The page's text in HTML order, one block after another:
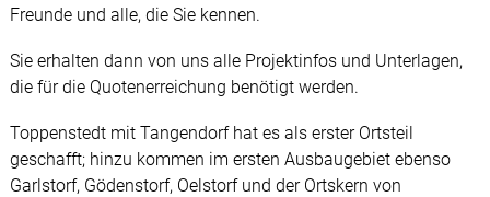
Freunde und alle, die Sie kennen.
Sie erhalten dann von uns alle Projektinfos und Unterlagen,
die für die Quotenerreichung benötigt werden.
Toppenstedt mit Tangendorf hat es als erster Ortsteil
geschafft; hinzu kommen im ersten Ausbaugebiet ebenso
Garlstorf, Gödenstorf, Oelstorf und der Ortskern von